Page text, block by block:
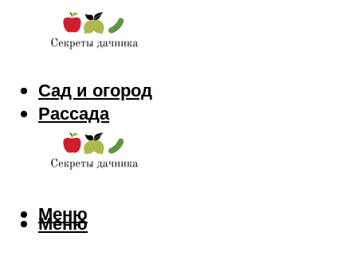
Сад и огород
Рассада
Цветы
Заготовки
Меню
Меню